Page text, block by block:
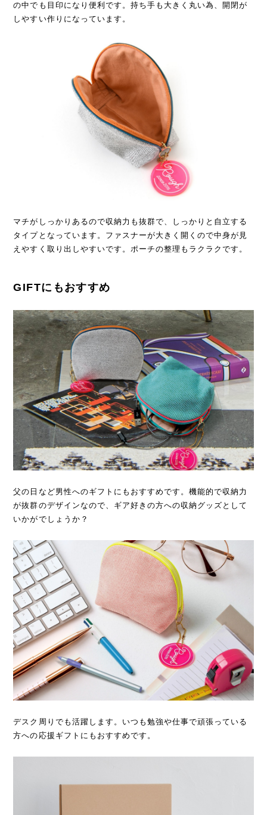
の中でも目印になり便利です。持ち手も大きく丸い為、開閉が
しやすい作りになっています。
マチがしっかりあるので収納力も抜群で、しっかりと自立する
タイプとなっています。ファスナーが大きく開くので中身が見
えやすく取り出しやすいです。ポーチの整理もラクラクです。
GIFTにもおすすめ
父の日など男性へのギフトにもおすすめです。機能的で収納力
が抜群のデザインなので、ギア好きの方への収納グッズとして
いかがでしょうか？
デスク周りでも活躍します。いつも勉強や仕事で頑張っている
方への応援ギフトにもおすすめです。